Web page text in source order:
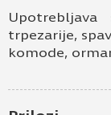
privatnosti
trpezarije,
komode,